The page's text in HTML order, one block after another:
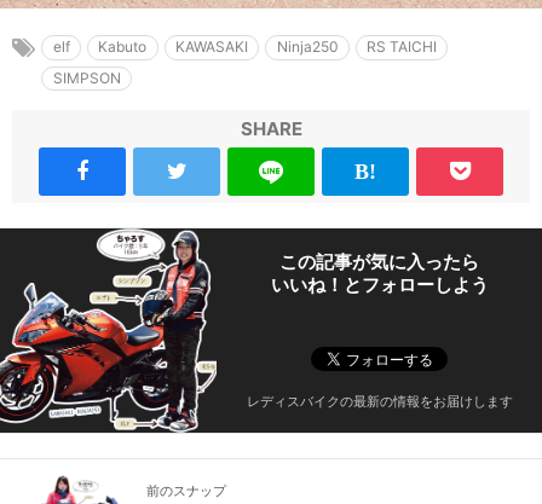
elf Kabuto KAWASAKI Ninja250
RS TAICHI
SIMPSON
SHARE
この記事が気に入ったら
いいね！とフォローしよう
レディスバイクの最新の情報をお届けします
前のスナップ